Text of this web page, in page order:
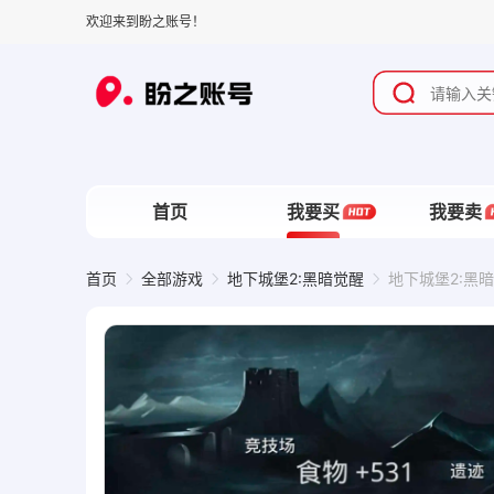
欢迎来到盼之账号！
首页 我要买 我要卖
首页 全部游戏 地下城堡2:黑暗觉醒 地下城堡2:黑